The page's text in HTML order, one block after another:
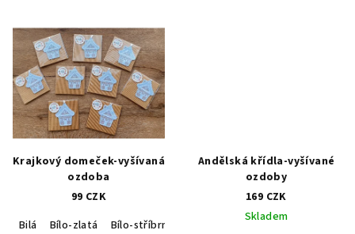
Krajkový domeček-vyšívaná
ozdoba
99 CZK
Bilá
Bílo-zlatá
Bílo-stříbrná
Andělská křídla-vyšívané
ozdoby
169 CZK
Skladem